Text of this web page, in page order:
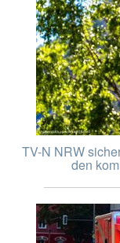
TV-N NRW
den